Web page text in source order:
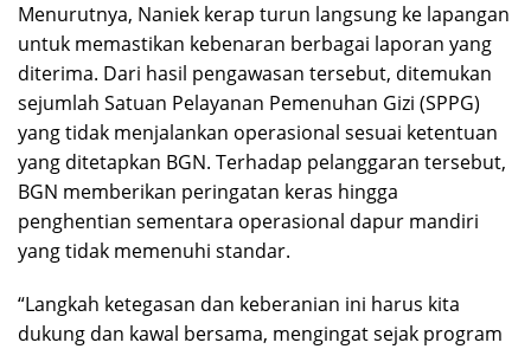
Menurutnya, Naniek kerap turun langsung ke lapangan
untuk memastikan kebenaran berbagai laporan yang
diterima. Dari hasil pengawasan tersebut, ditemukan
sejumlah Satuan Pelayanan Pemenuhan Gizi (SPPG)
yang tidak menjalankan operasional sesuai ketentuan
yang ditetapkan BGN. Terhadap pelanggaran tersebut,
BGN memberikan peringatan keras hingga
penghentian sementara operasional dapur mandiri
yang tidak memenuhi standar.
“Langkah ketegasan dan keberanian ini harus kita
dukung dan kawal bersama, mengingat sejak program